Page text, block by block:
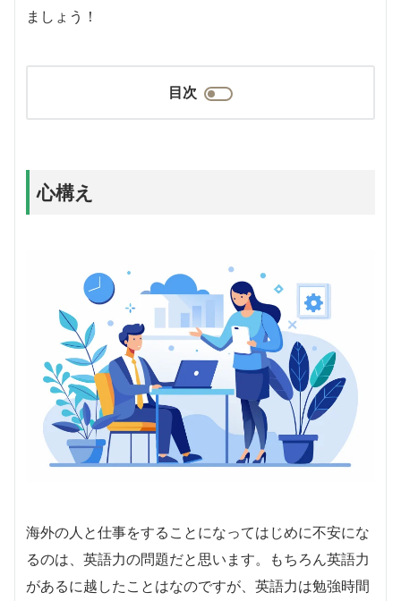
ましょう！
目次
心構え
海外の人と仕事をすることになってはじめに不安にな
るのは、英語力の問題だと思います。もちろん英語力
があるに越したことはなのですが、英語力は勉強時間